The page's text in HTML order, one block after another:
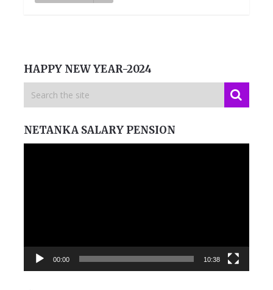
HAPPY NEW YEAR-2024
NETANKA SALARY PENSION
00:00 10:38